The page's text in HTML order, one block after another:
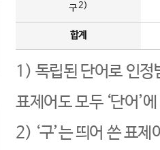
구2)
합계
1) 독립된 단어로 인정
표제어도 모두 ‘단어’
2) ‘구’는 띄어 쓴 표